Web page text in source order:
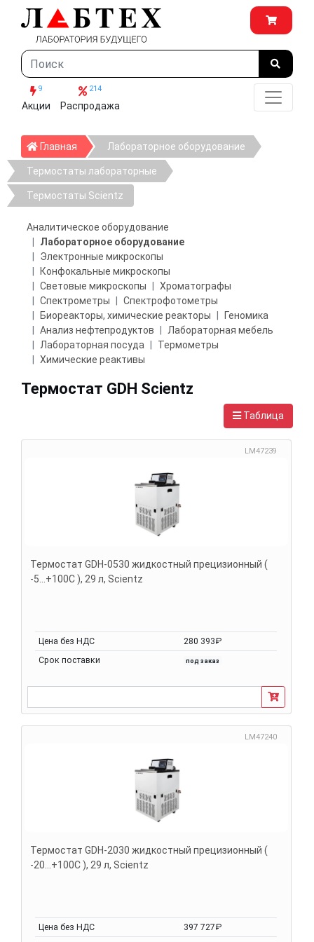
9
Акции
214
Распродажа
Главная ГлавнаяЛабораторное оборудование
Термостаты лабораторные
Термостаты Scientz
Аналитическое оборудование
Лабораторное оборудование
Электронные микроскопы
Конфокальные микроскопы
Световые микроскопы
Хроматографы
Спектрометры
Спектрофотометры
Биореакторы, химические реакторы
Геномика
Анализ нефтепродуктов
Лабораторная мебель
Лабораторная посуда
Термометры
Химические реактивы
Термостат GDH Scientz
Таблица
LM47239
Термостат GDH-0530 жидкостный прецизионный (
-5...+100С ), 29 л, Scientz
Цена без НДС
280 393₽
Срок поставки
под заказ
LM47240
Термостат GDH-2030 жидкостный прецизионный (
-20...+100С ), 29 л, Scientz
Цена без НДС
397 727₽